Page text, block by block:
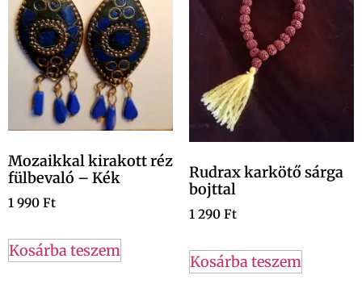
Mozaikkal kirakott réz
fülbevaló – Kék
1 990 Ft
Kosárba teszem
Rudrax karkötő sárga
bojttal
1 290 Ft
Kosárba teszem